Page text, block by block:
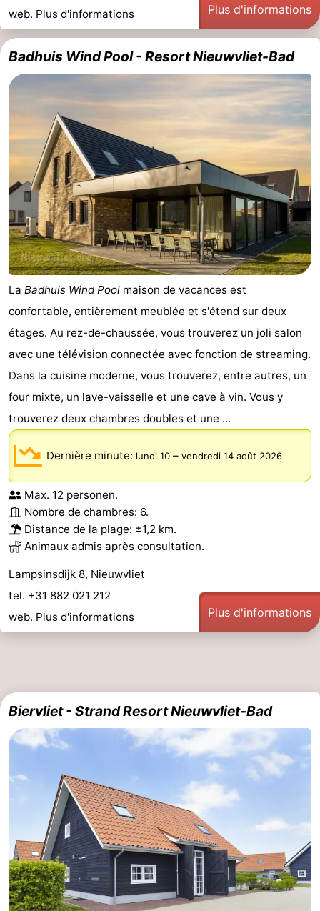
Musées
Monuments
-
Moulins
-
Points
de
vue
Attractions
-
Croisières
-
Terrains
de
-
Aires
jeux
-
Parcours
mini-
Centres
bien-
&
Nature
-
Faire
du
vélo
-
Randonnée
-
Équitation
-
Terrains
de
-
Surfen
-
Sportive
Equitation
Glossopètre
Observation
manger
Événements
Pratiques
Forum
Route
web. Plus d'informations Plus d'informations
Badhuis Wind Pool - Resort Nieuwvliet-Bad
La Badhuis Wind Pool maison de vacances est
confortable, entièrement meublée et s'étend sur deux
étages. Au rez-de-chaussée, vous trouverez un joli salon
avec une télévision connectée avec fonction de streaming.
Dans la cuisine moderne, vous trouverez, entre autres, un
four mixte, un lave-vaisselle et une cave à vin. Vous y
trouverez deux chambres doubles et une ...
Dernière minute: lundi 10 – vendredi 14 août 2026
Max. 12 personen.
Nombre de chambres: 6.
Distance de la plage: ±1,2 km.
Animaux admis après consultation.
Lampsinsdijk 8, Nieuwvliet
tel. +31 882 021 212
web. Plus d'informations Plus d'informations
Biervliet - Strand Resort Nieuwvliet-Bad